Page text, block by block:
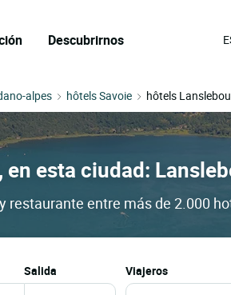
Descubrirnos
alpes hôtels Savoie hôtels
esta ciudad:
restaurante entre más de 2.000
salida Viajeros